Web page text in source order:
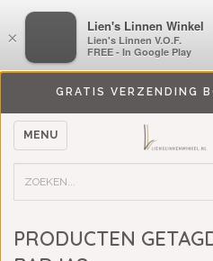
GRATIS VERZENDING
MENU
PRODUCTEN
×
LiensLinnenwinkel.nl
Lien's Linnen V.O.F.
FREE - In Google Play
×
Lien's Linnen Winkel
Lien's Linnen V.O.F.
FREE - In Google Play